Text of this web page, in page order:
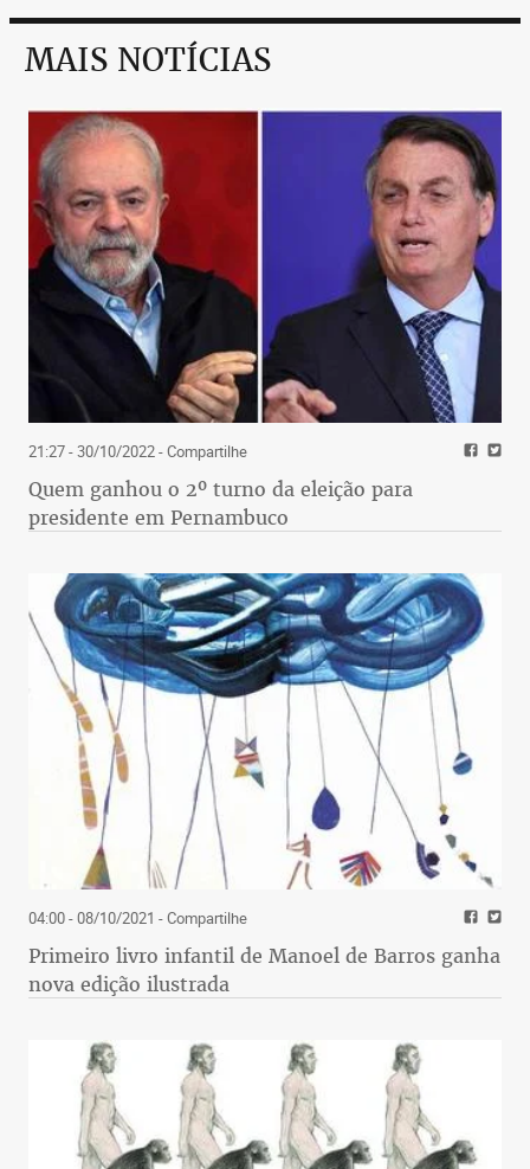
MAIS NOTÍCIAS
21:27 - 30/10/2022- Compartilhe
Quem ganhou o 2º turno da eleição para
presidente em Pernambuco
04:00 - 08/10/2021 - Compartilhe
Primeiro livro infantil de Manoel de Barros ganha
nova edição ilustrada